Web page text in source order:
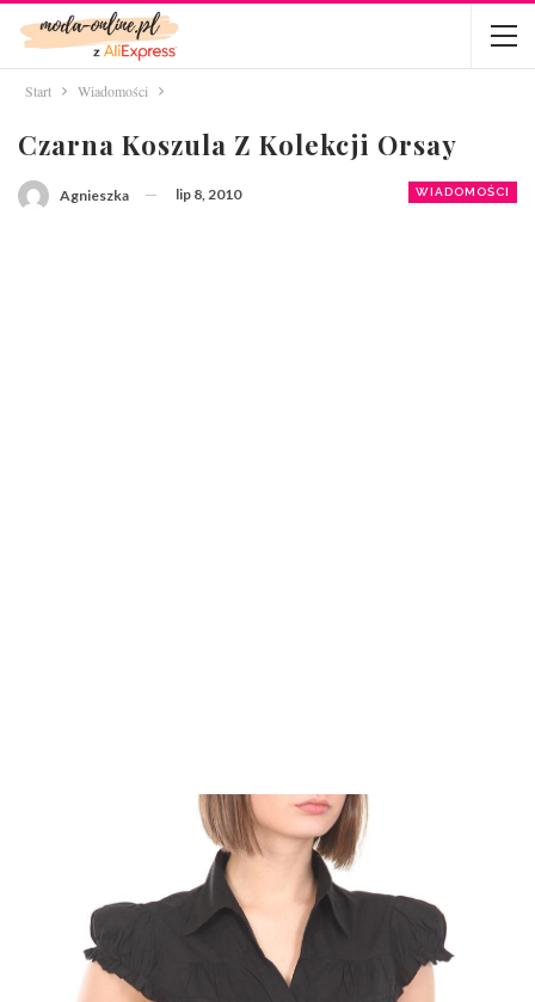
Start Wiadomości
Czarna Koszula Z Kolekcji Orsay
WIADOMOŚCI
Agnieszka lip 8, 2010